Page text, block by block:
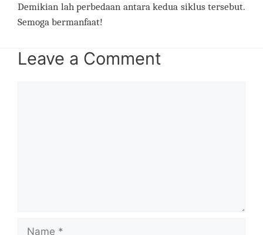
Demikian lah perbedaan antara kedua siklus tersebut.
Semoga bermanfaat!
Leave a Comment
Name